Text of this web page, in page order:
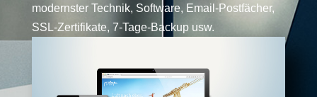
modernster Technik, Software, Email-Postfächer,
SSL-Zertifikate, 7-Tage-Backup usw.